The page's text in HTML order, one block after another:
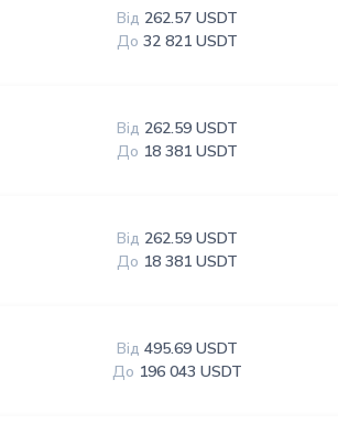
Від 262.57 USDT
До 32 821 USDT
Від 262.59 USDT
До 18 381 USDT
Від 262.59 USDT
До 18 381 USDT
Від 495.69 USDT
До 196 043 USDT